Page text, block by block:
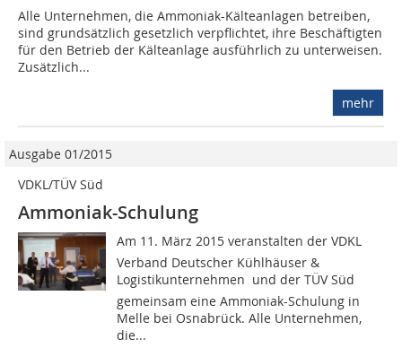
Alle Unternehmen, die Ammoniak-Kälteanlagen betreiben,
sind grundsätzlich gesetzlich verpflichtet, ihre Beschäftigten
für den Betrieb der Kälteanlage ausführlich zu unterweisen.
Zusätzlich...
mehr
Ausgabe 01/2015
VDKL/TÜV Süd
Ammoniak-Schulung
Am 11. März 2015 veranstalten der VDKL 
Verband Deutscher Kühlhäuser &
Logistikunternehmen  und der TÜV Süd
gemeinsam eine Ammoniak-Schulung in
Melle bei Osnabrück. Alle Unternehmen,
die...